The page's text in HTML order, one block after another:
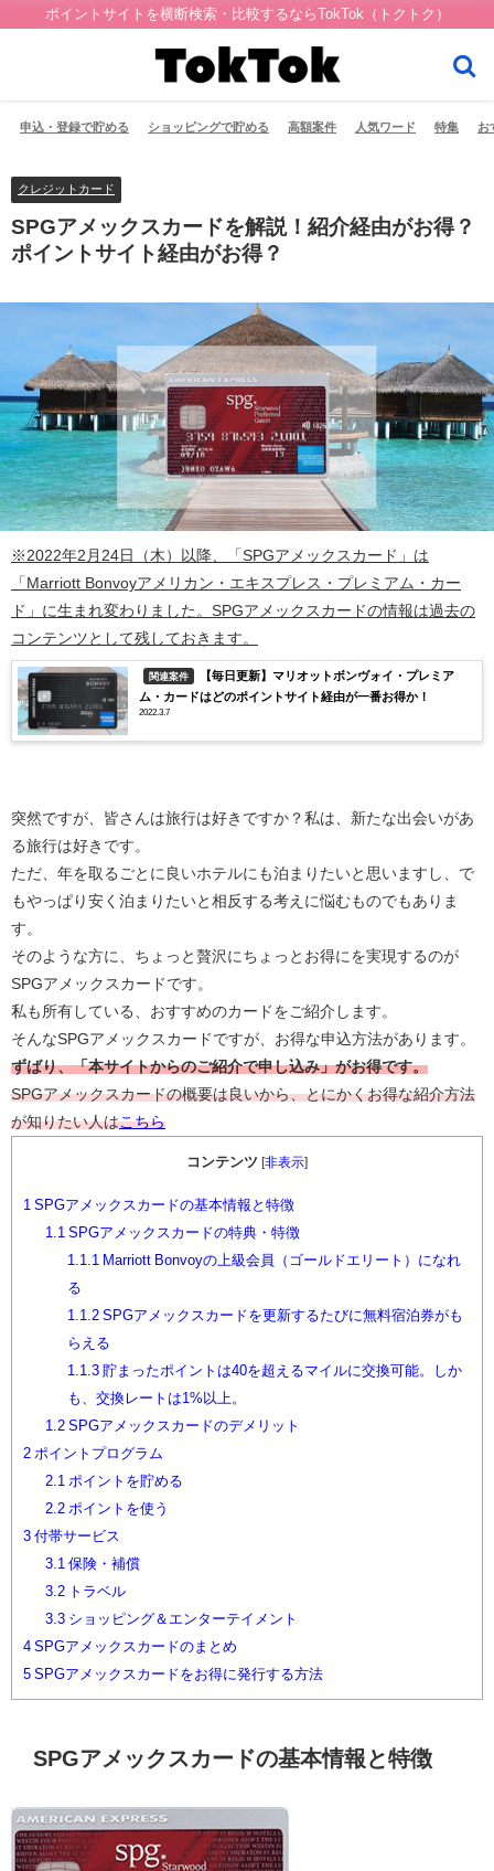
ポイントサイトを横断検索・比較するならTokTok（トクトク）
申込・登録で貯める ショッピングで貯める 高額案件 人気ワード 特集 お
クレジットカード
SPGアメックスカードを解説！紹介経由がお得？
ポイントサイト経由がお得？
※2022年2月24日（木）以降、「SPGアメックスカード」は
「Marriott Bonvoyアメリカン・エキスプレス・プレミアム・カー
ド」に生まれ変わりました。SPGアメックスカードの情報は過去の
コンテンツとして残しておきます。
関連案件
【毎日更新】マリオットボンヴォイ・プレミア
ム・カードはどのポイントサイト経由が一番お得か！
2022.3.7
突然ですが、皆さんは旅行は好きですか？私は、新たな出会いがあ
る旅行は好きです。
ただ、年を取るごとに良いホテルにも泊まりたいと思いますし、で
もやっぱり安く泊まりたいと相反する考えに悩むものでもありま
す。
そのような方に、ちょっと贅沢にちょっとお得にを実現するのが
SPGアメックスカード です。
私も所有している、おすすめのカードをご紹介します。
そんなSPGアメックスカード ですが、お得な申込方法があります。
ずばり、「本サイトからのご紹介で申し込み」がお得です。
SPGアメックスカードの概要は良いから、とにかくお得な紹介方法
が知りたい人はこちら
コンテンツ [非表示]
1 SPGアメックスカードの基本情報と特徴
1.1 SPGアメックスカードの特典・特徴
1.1.1
Marriott Bonvoyの上級会員（ゴールドエリート）になれ
る
1.1.2SPGアメックスカードを更新するたびに無料宿泊券がも
らえる
1.1.3貯まったポイントは40を超えるマイルに交換可能。しか
も、交換レートは1%以上。
1.2SPGアメックスカードのデメリット
2 ポイントプログラム
2.1
ポイントを貯める
2.2ポイントを使う
3 付帯サービス
3.1 保険・補償
3.2トラベル
3.3ショッピング＆エンターテイメント
4 SPGアメックスカードのまとめ
5 SPGアメックスカードをお得に発行する方法
SPGアメックスカードの基本情報と特徴